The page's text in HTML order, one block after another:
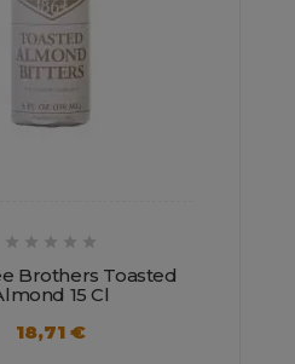
    
Brothers Toasted
15 Cl
18,71 €